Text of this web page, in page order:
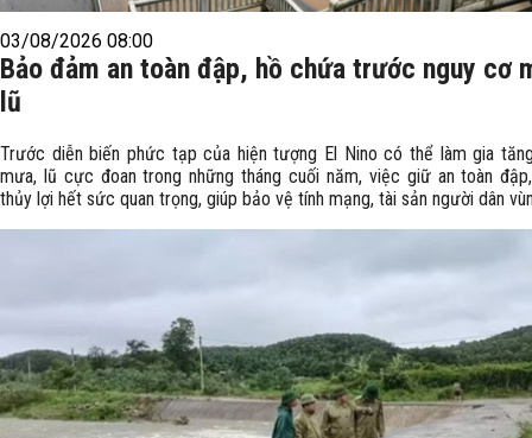
03/08/2026 08:00
Bảo đảm an toàn đập, hồ chứa trước nguy cơ
lũ
Trước diễn biến phức tạp của hiện tượng El Nino có thể làm gia
mưa, lũ cực đoan trong những tháng cuối năm, việc giữ an toàn
thủy lợi hết sức quan trọng, giúp bảo vệ tính mạng, tài sản người dân